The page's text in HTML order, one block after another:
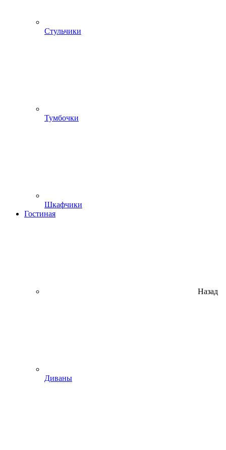
Стульчики
Тумбочки
Шкафчики
Гостиная
Назад
Диваны